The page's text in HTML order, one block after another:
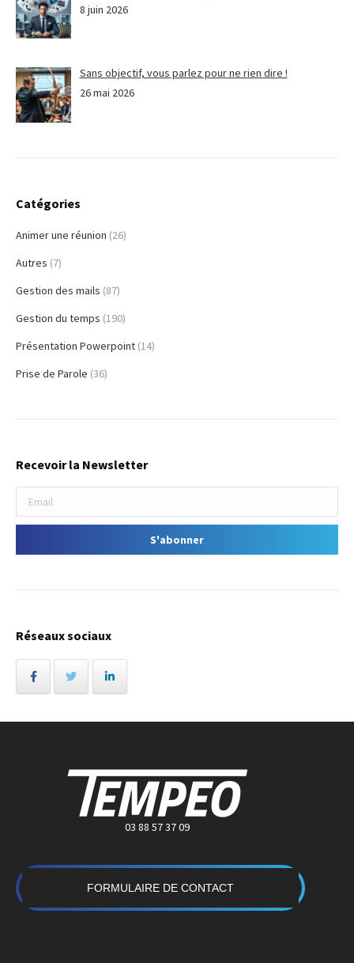
8 juin 2026
Sans objectif, vous parlez pour ne rien dire !
26 mai 2026
Catégories
Animer une réunion (26)
Autres (7)
Gestion des mails (87)
Gestion du temps (190)
Présentation Powerpoint (14)
Prise de Parole (36)
Recevoir la Newsletter
Réseaux sociaux
03 88 57 37 09
FORMULAIRE DE CONTACT